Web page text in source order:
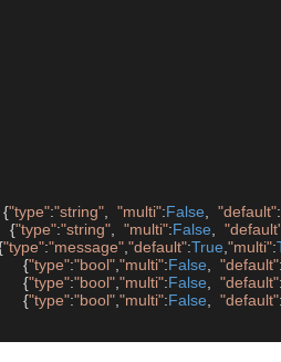
{"type":"string" "multi":False "default":
{"type":"string" "multi":False
"type":"message" "default":True "multi":
{"type":"bool" "multi":False "default"
{"type":"bool" "multi":False "default"
{"type":"bool" "multi":False "default"